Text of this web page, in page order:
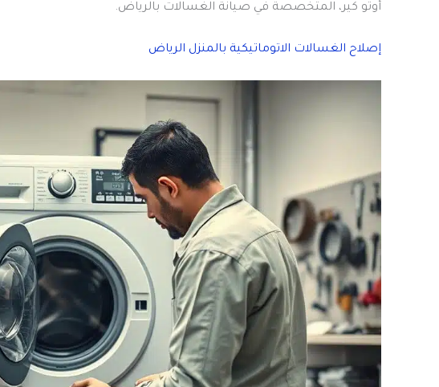
أوتو كير، المتخصصة في صيانة الغسالات بالرياض.
إصلاح الغسالات الاتوماتيكية بالمنزل الرياض